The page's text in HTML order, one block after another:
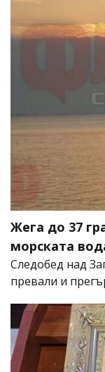
Жега до 37
морската
Следобед над
превали и